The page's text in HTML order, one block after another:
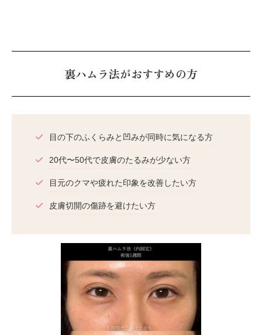
裏ハムラ法がおすすめの方
目の下のふくらみと凹みが同時に気になる方
20代〜50代で皮膚のたるみが少ない方
目元のクマや疲れた印象を改善したい方
皮膚切開の傷跡を避けたい方